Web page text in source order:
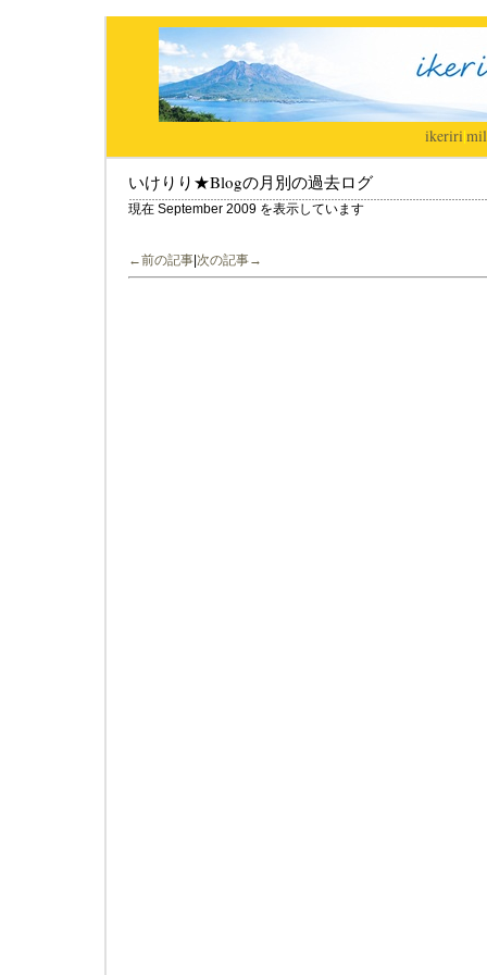
ikeriri|
いけりり★Blogの月別の過去ログ
現在 September 2009 を表示しています
←前の記事 次の記事→